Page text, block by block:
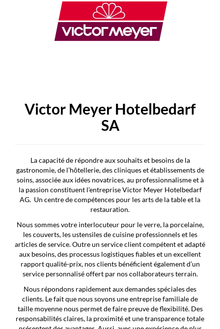
Victor Meyer Hotelbedarf
SA
La capacité de répondre aux souhaits et besoins de la
gastronomie, de l’hôtellerie, des cliniques et établissements de
soins, associée aux idées novatrices, au professionnalisme et à
la passion constituent l’entreprise Victor Meyer Hotelbedarf
AG. Un centre de compétences pour les arts de la table et la
restauration.
Nous sommes votre interlocuteur pour le verre, la porcelaine,
les couverts, les ustensiles de cuisine professionnels et les
articles de service. Outre un service client compétent et adapté
aux besoins, des processus logistiques fiables et un excellent
rapport qualité-prix, nos clients bénéficient également d’un
service personnalisé offert par nos collaborateurs terrain.
Nous répondons rapidement aux demandes spéciales des
clients. Le fait que nous soyons une entreprise familiale de
taille moyenne nous permet de faire preuve de flexibilité. Des
responsabilités claires, la proximité et une transparence totale